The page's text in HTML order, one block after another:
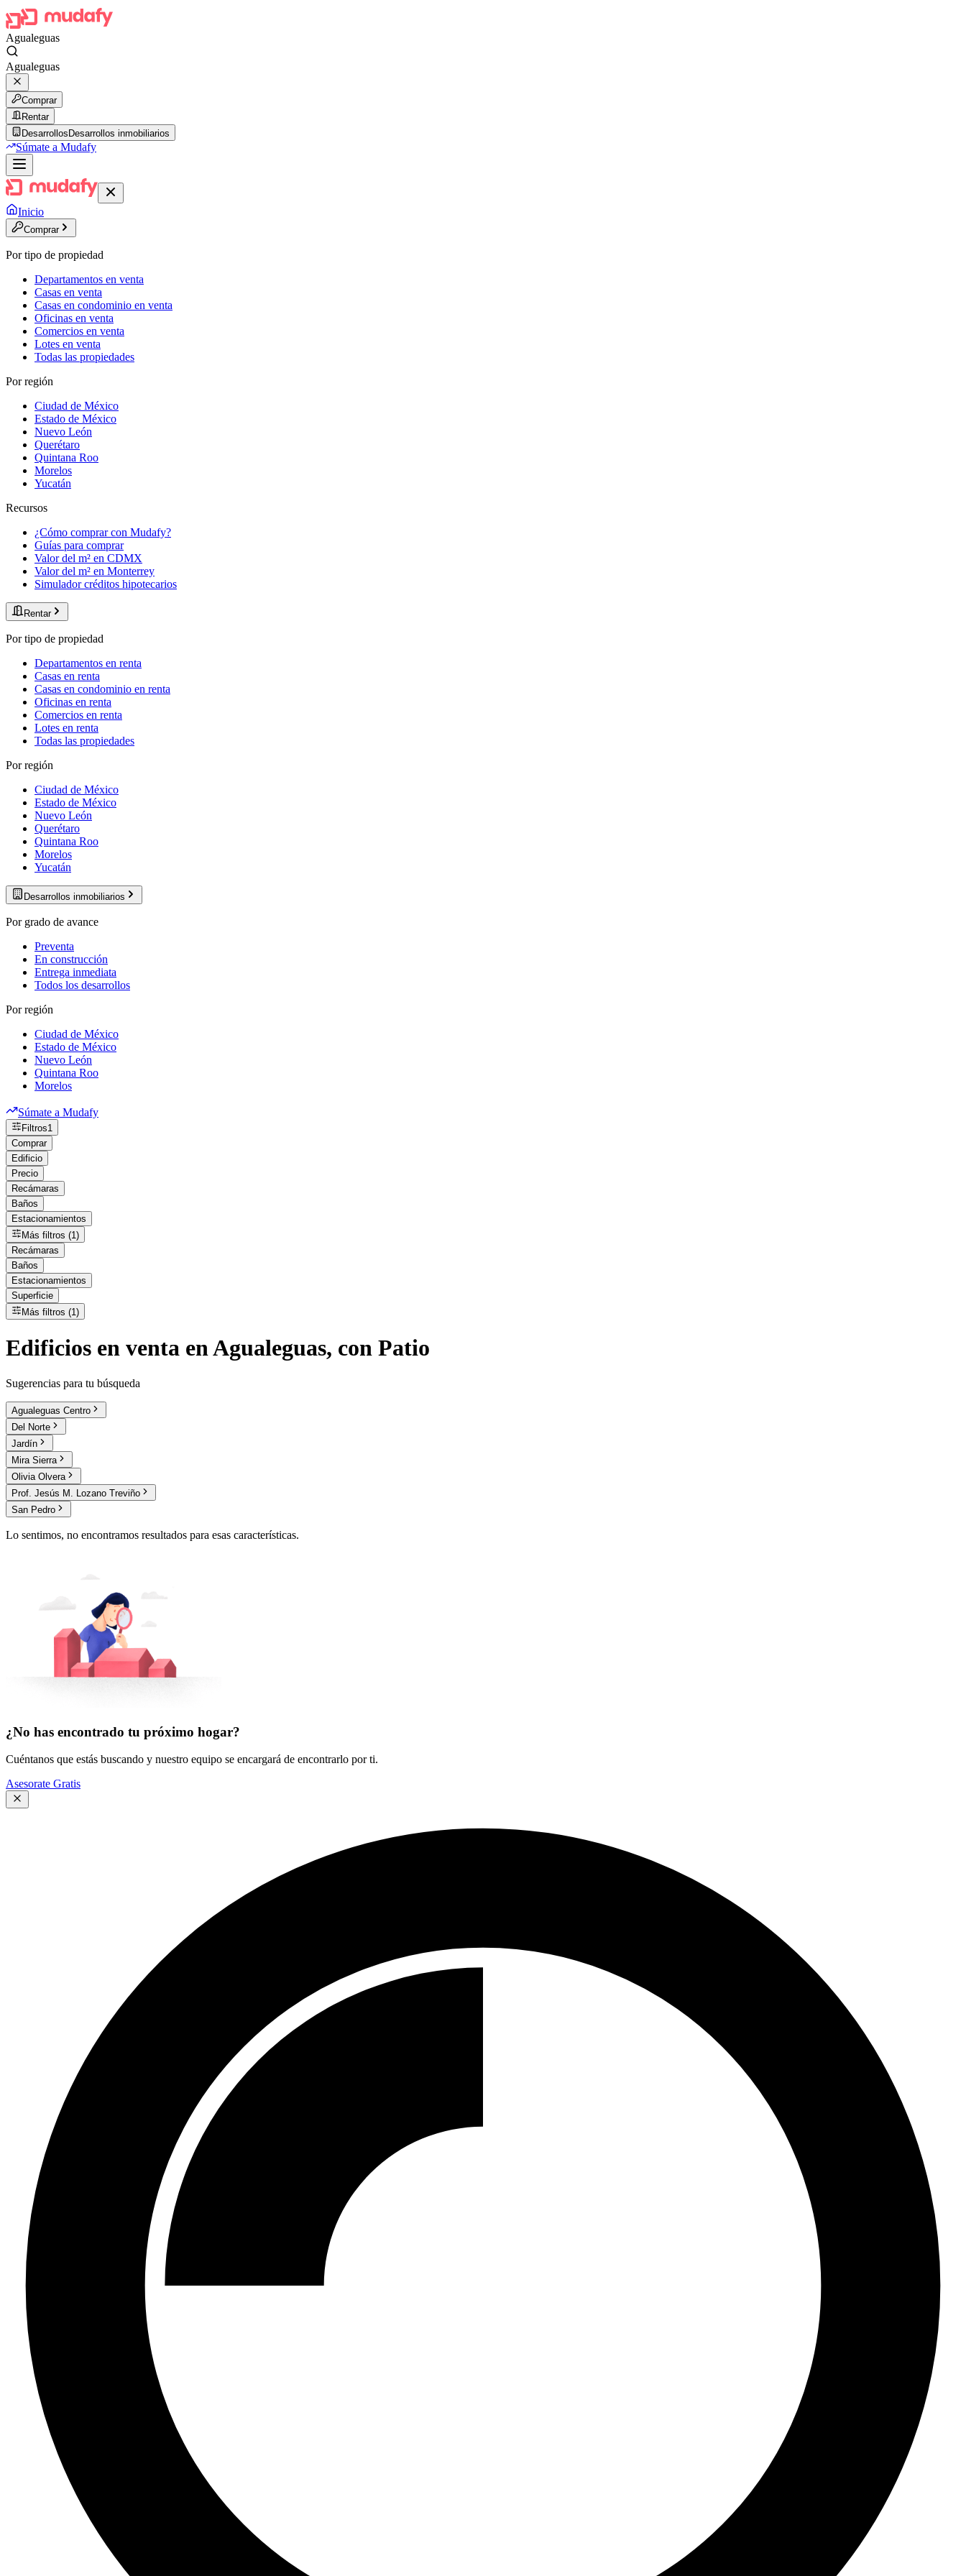
Agualeguas
Agualeguas
Comprar
Rentar
Desarrollos Desarrollos inmobiliarios
Súmate a Mudafy
Inicio
Comprar
Por tipo de propiedad
Departamentos en venta
Casas en venta
Casas en condominio en venta
Oficinas en venta
Comercios en venta
Lotes en venta
Todas las propiedades
Por región
Ciudad de México
Estado de México
Nuevo León
Querétaro
Quintana Roo
Morelos
Yucatán
Recursos
¿Cómo comprar con Mudafy?
Guías para comprar
Valor del m² en CDMX
Valor del m² en Monterrey
Simulador créditos hipotecarios
Rentar
Por tipo de propiedad
Departamentos en renta
Casas en renta
Casas en condominio en renta
Oficinas en renta
Comercios en renta
Lotes en renta
Todas las propiedades
Por región
Ciudad de México
Estado de México
Nuevo León
Querétaro
Quintana Roo
Morelos
Yucatán
Desarrollos inmobiliarios
Por grado de avance
Preventa
En construcción
Entrega inmediata
Todos los desarrollos
Por región
Ciudad de México
Estado de México
Nuevo León
Quintana Roo
Morelos
Súmate a Mudafy
Filtros1
Comprar
Edificio
Precio
Recámaras
Baños
Estacionamientos
Más filtros (1)
Recámaras
Baños
Estacionamientos
Superficie
Más filtros (1)
Edificios en venta en Agualeguas, con Patio
Sugerencias para tu búsqueda
Agualeguas Centro
Del Norte
Jardín
Mira Sierra
Olivia Olvera
Prof. Jesús M. Lozano Treviño
San Pedro
Lo sentimos, no encontramos resultados para esas características.
¿No has encontrado tu próximo hogar?
Cuéntanos que estás buscando y nuestro equipo se encargará de encontrarlo por ti.
Asesorate Gratis